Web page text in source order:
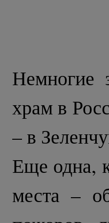
Немногие
храм в
– в
Еще одна,
места –